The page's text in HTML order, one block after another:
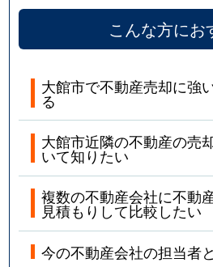
こんな方にお
大館市で不動産売却に強
る
大館市近隣の不動産の売
いて知りたい
複数の不動産会社に不動
見積もりして比較したい
今の不動産会社の担当者